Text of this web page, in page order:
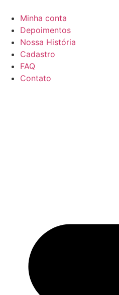
Minha conta
Depoimentos
Nossa História
Cadastro
FAQ
Contato